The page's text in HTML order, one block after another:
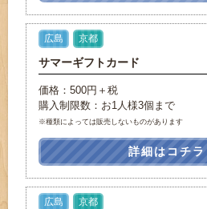
広島 京都
サマーギフトカード
価格：500円＋税
購入制限数：お1人様3個まで
※種類によっては販売しないものがあります
詳細はコチラ
広島 京都